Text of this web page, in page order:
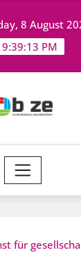
8 August
9:39:13 PM
für